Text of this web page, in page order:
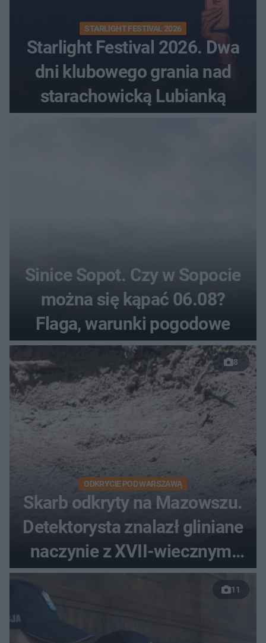
STARLIGHT FESTIVAL 2026
Starlight Festival 2026. Dwa
dni klubowego grania nad
starachowicką Lubianką
Sinice Sopot. Czy w Sopocie
można się kąpać 06.08?
Flaga, warunki pogodowe
8
ODKRYCIE POD WARSZAWĄ
Skarb odkryty na Mazowszu.
Detektorysta znalazł gliniane
naczynie z XVII-wiecznymi
monetami
11